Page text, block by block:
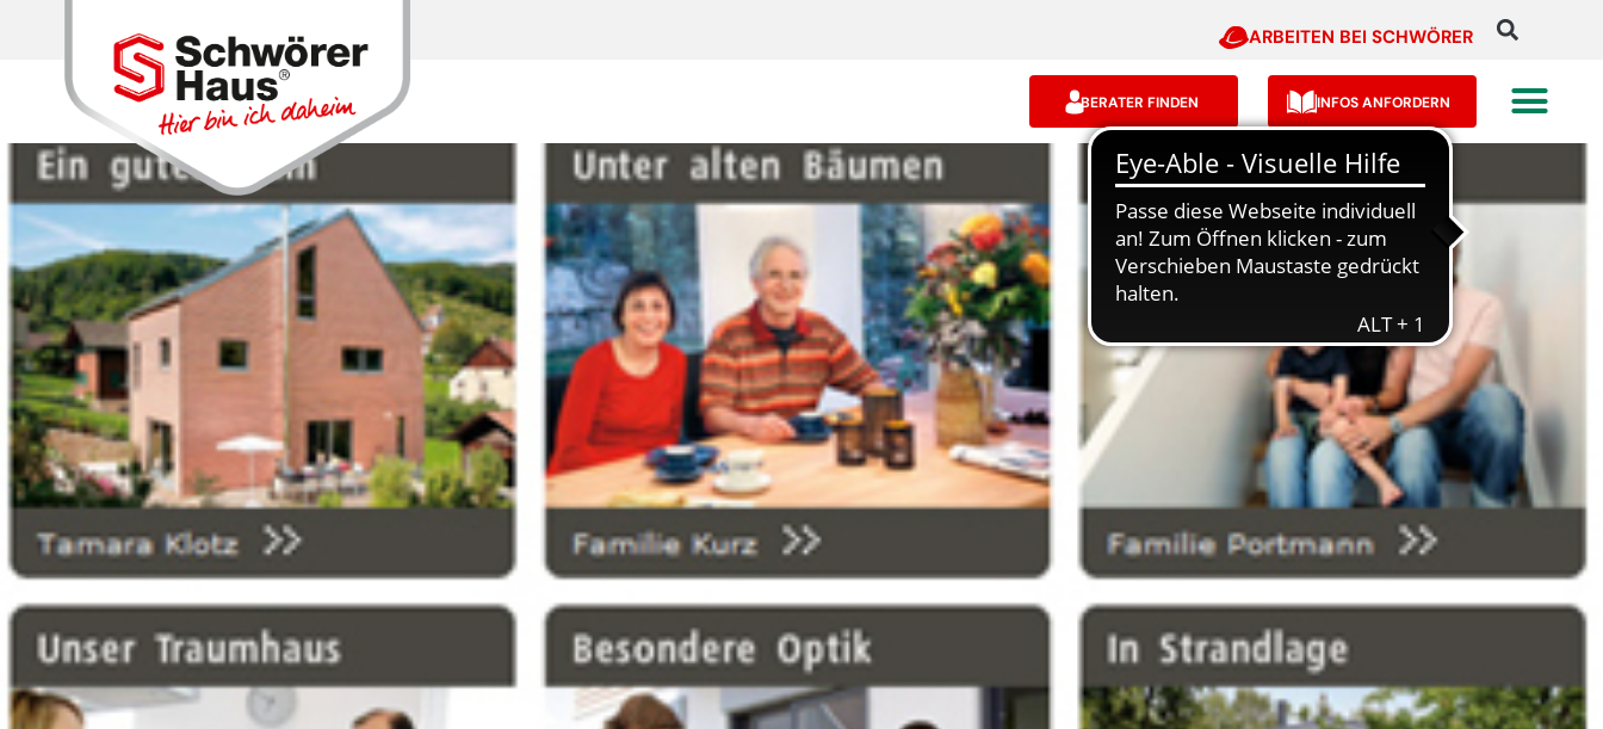
ARBEITEN BEI SCHWÖRER
BERATER FINDEN INFOS ANFORDERN